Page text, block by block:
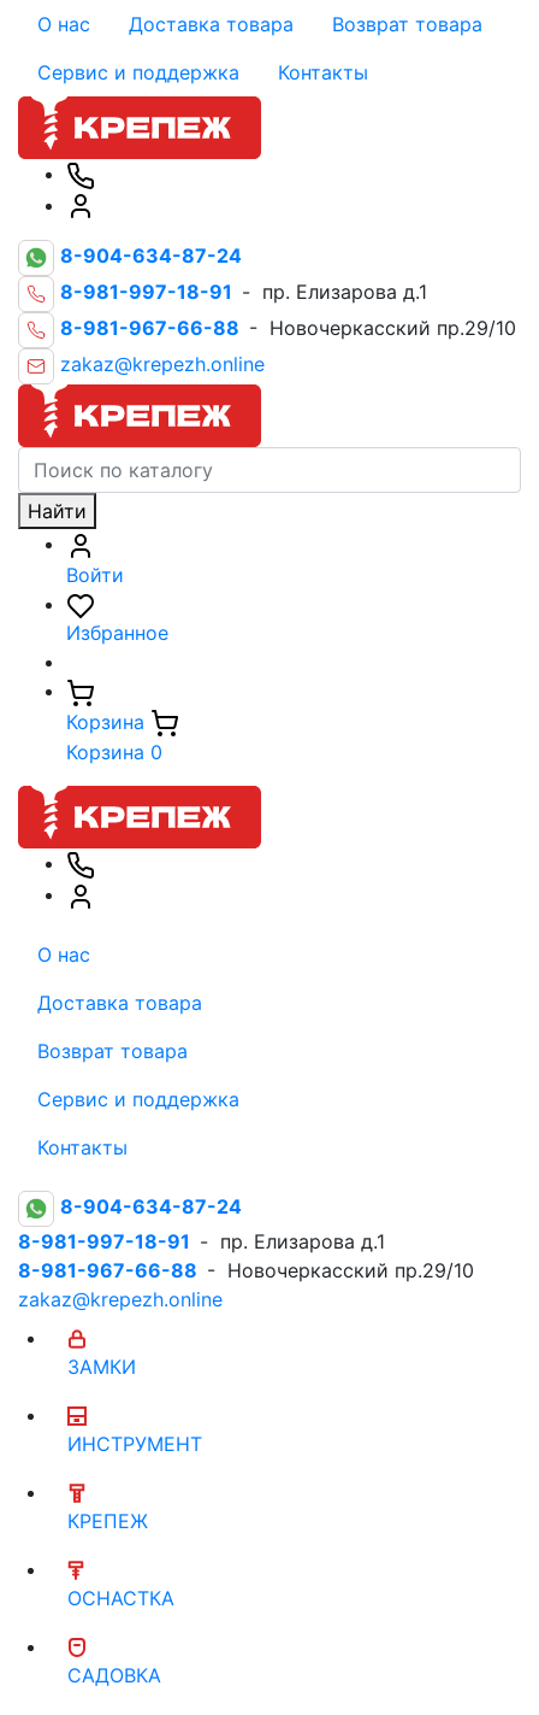
О нас Доставка товара
Возврат товара
Сервис и поддержка
Контакты
8-904-634-87-24
8-981-997-18-91 - пр. Елизарова д.1
8-981-967-66-88 - Новочеркасский пр.29/10
zakaz@krepezh.online
Найти
Войти
Избранное
Корзина
Корзина 0
О нас
Доставка товара
Возврат товара
Сервис и поддержка
Контакты
8-904-634-87-24
8-981-997-18-91 - пр. Елизарова д.1
8-981-967-66-88 - Новочеркасский пр.29/10
zakaz@krepezh.online
ЗАМКИ
ИНСТРУМЕНТ
КРЕПЕЖ
ОСНАСТКА
САДОВКА